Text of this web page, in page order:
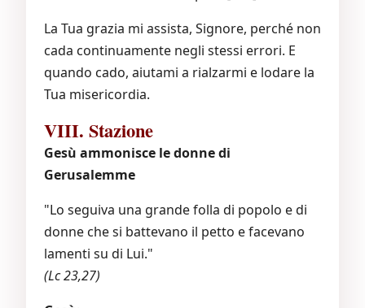
La Tua grazia mi assista, Signore, perché non
cada continuamente negli stessi errori. E
quando cado, aiutami a rialzarmi e lodare la
Tua misericordia.
VIII. Stazione
Gesù ammonisce le donne di
Gerusalemme
"Lo seguiva una grande folla di popolo e di
donne che si battevano il petto e facevano
lamenti su di Lui."
(Lc 23,27)